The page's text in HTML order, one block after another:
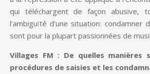
qui téléchargent de façon abusive,
l’ambiguïté d’une situation: condamner
sont pour la plupart passionnées de
Villages FM : De quelles manières
procédures de saisies et les